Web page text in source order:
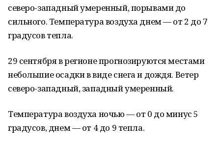
северо-западный умеренный, порывами до
сильного. Температура воздуха днем — от 2 до 7
градусов тепла.
29 сентября в регионе прогнозируются местами
небольшие осадки в виде снега и дождя. Ветер
северо-западный, западный умеренный.
Температура воздуха ночью — от 0 до минус 5
градусов, днем — от 4 до 9 тепла.